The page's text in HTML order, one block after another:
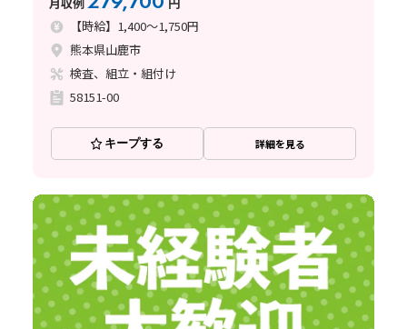
月収例
円
【時給】1,400～1,750円
熊本県山鹿市
検査、組立・組付け
58151-00
キープする 詳細を見る